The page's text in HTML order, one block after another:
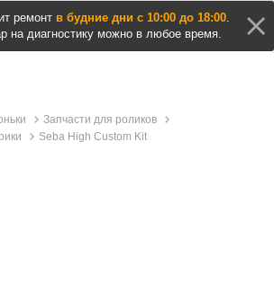
ремонт в будние дни с 10:00 до 18:00.
на диагностику можно в любое время.
Запчасти для роликов
Seba High Custom Kit